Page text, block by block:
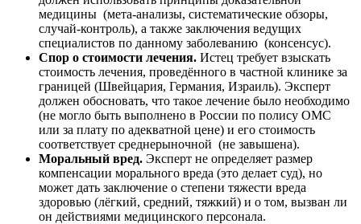
медицины (мета-анализы, систематические обзоры,
случай-контроль), а также заключения ведущих
специалистов по данному заболеванию (консенсус).
Спор о стоимости лечения. Истец требует взыскать
стоимость лечения, проведённого в частной клинике за
границей (Швейцария, Германия, Израиль). Эксперт
должен обосновать, что такое лечение было необходимо
(не могло быть выполнено в России по полису ОМС
или за плату по адекватной цене) и его стоимость
соответствует среднерыночной (не завышена).
Моральный вред. Эксперт не определяет размер
компенсации морального вреда (это делает суд), но
может дать заключение о степени тяжести вреда
здоровью (лёгкий, средний, тяжкий) и о том, вызван ли
он действиями медицинского персонала.